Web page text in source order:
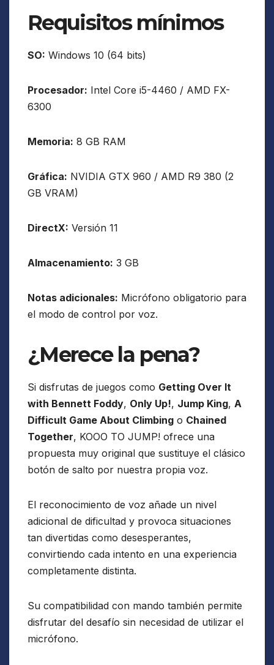
Requisitos mínimos
SO: Windows 10 (64 bits)
Procesador: Intel Core i5-4460 / AMD FX-
6300
Memoria: 8 GB RAM
Gráfica: NVIDIA GTX 960 / AMD R9 380 (2
GB VRAM)
DirectX: Versión 11
Almacenamiento: 3 GB
Notas adicionales: Micrófono obligatorio para
el modo de control por voz.
¿Merece la pena?
Si disfrutas de juegos como Getting Over It
with Bennett Foddy, Only Up!, Jump King, A
Difficult Game About Climbing o Chained
Together, KOOO TO JUMP! ofrece una
propuesta muy original que sustituye el clásico
botón de salto por nuestra propia voz.
El reconocimiento de voz añade un nivel
adicional de dificultad y provoca situaciones
tan divertidas como desesperantes,
convirtiendo cada intento en una experiencia
completamente distinta.
Su compatibilidad con mando también permite
disfrutar del desafío sin necesidad de utilizar el
micrófono.